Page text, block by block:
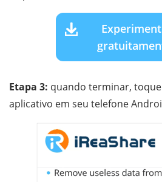
Etapa 3: quando terminar,
aplicativo em seu telefone